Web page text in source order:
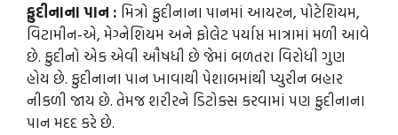
ફુદીનાના પાન : મિત્રો ફુદીનાના પાનમાં આયરન, પોટેશિયમ,
વિટામીન-એ, મેગ્નેશિયમ અને ફોલેટ પર્યાપ્ત માત્રામાં મળી આવે
છે. ફુદીનો એક એવી ઔષધી છે જેમાં બળતરા વિરોધી ગુણ
હોય છે. ફુદીનાના પાન ખાવાથી પેશાબમાંથી પ્યુરીન બહાર
નીકળી જાય છે. તેમજ શરીરને ડિટોક્સ કરવામાં પણ ફુદીનાના
પાન મદદ કરે છે.